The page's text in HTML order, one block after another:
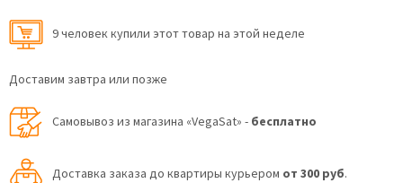
9 человек купили этот товар на этой неделе
Доставим завтра или позже
Самовывоз из магазина «VegaSat» - бесплатно
Доставка заказа до квартиры курьером от 300 руб.